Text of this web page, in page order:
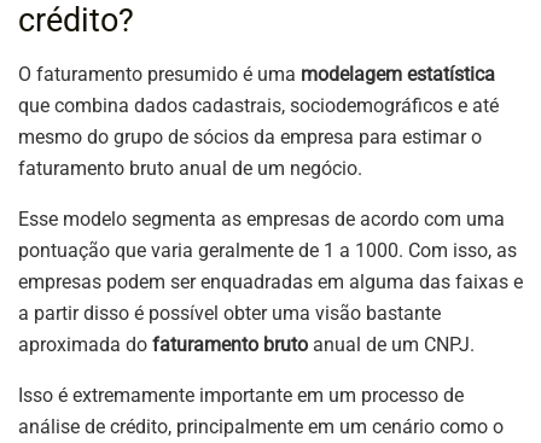
crédito?
O faturamento presumido é uma modelagem estatística
que combina dados cadastrais, sociodemográficos e até
mesmo do grupo de sócios da empresa para estimar o
faturamento bruto anual de um negócio.
Esse modelo segmenta as empresas de acordo com uma
pontuação que varia geralmente de 1 a 1000. Com isso, as
empresas podem ser enquadradas em alguma das faixas e
a partir disso é possível obter uma visão bastante
aproximada do faturamento bruto anual de um CNPJ.
Isso é extremamente importante em um processo de
análise de crédito, principalmente em um cenário como o